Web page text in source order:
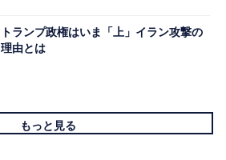
トランプ政権はいま「上」イラン攻撃の
理由とは
もっと見る